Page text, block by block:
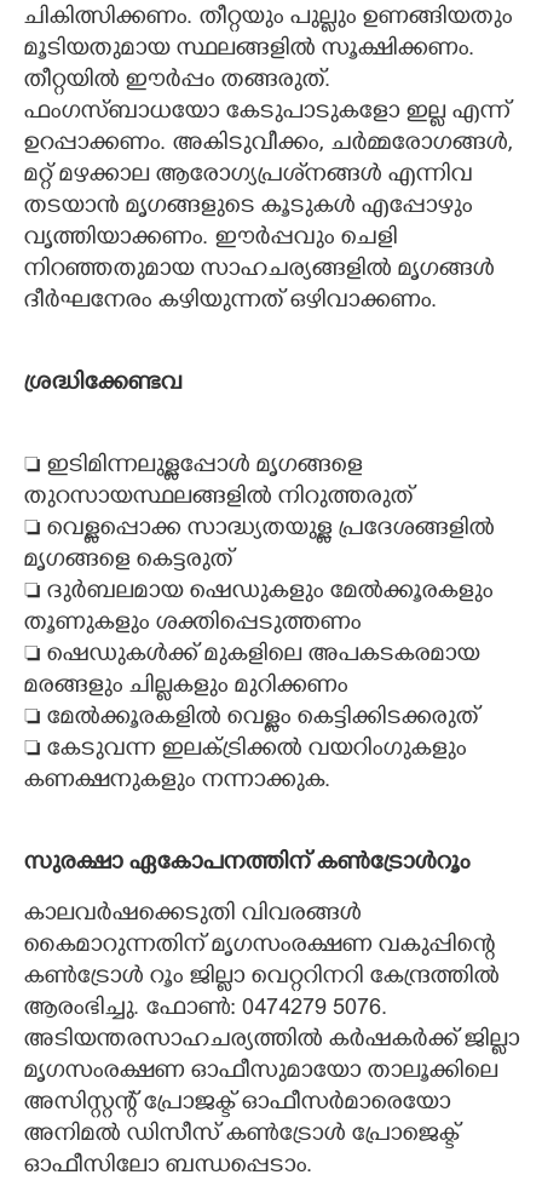
ചികിത്സിക്കണം. തീറ്റയും പുല്ലും ഉണങ്ങിയതും
മൂടിയതുമായ സ്ഥലങ്ങളിൽ സൂക്ഷിക്കണം.
തീറ്റയിൽ ഈർപ്പം തങ്ങരുത്.
ഫംഗസ്ബാധയോ കേടുപാടുകളോ ഇല്ല എന്ന്
ഉറപ്പാക്കണം. അകിടുവീക്കം, ചർമ്മരോഗങ്ങൾ,
മറ്റ് മഴക്കാല ആരോഗ്യപ്രശ്‌നങ്ങൾ എന്നിവ
തടയാൻ മൃഗങ്ങളുടെ കൂടുകൾ എപ്പോഴും
വൃത്തിയാക്കണം. ഈർപ്പവും ചെളി
നിറഞ്ഞതുമായ സാഹചര്യങ്ങളിൽ മൃഗങ്ങൾ
ദീർഘനേരം കഴിയുന്നത് ഒഴിവാക്കണം.
ശ്രദ്ധിക്കേണ്ടവ
 ഇടിമിന്നലുള്ളപ്പോൾ മൃഗങ്ങളെ
തുറസായസ്ഥലങ്ങളിൽ നിറുത്തരുത്
 വെള്ളപ്പൊക്ക സാദ്ധ്യതയുള്ള പ്രദേശങ്ങളിൽ
മൃഗങ്ങളെ കെട്ടരുത്
 ദുർബലമായ ഷെഡുകളും മേൽക്കൂരകളും
തൂണുകളും ശക്തിപ്പെടുത്തണം
 ഷെഡുകൾക്ക് മുകളിലെ അപകടകരമായ
മരങ്ങളും ചില്ലകളും മുറിക്കണം
 മേൽക്കൂരകളിൽ വെള്ളം കെട്ടിക്കിടക്കരുത്
 കേടുവന്ന ഇലക്ട്രിക്കൽ വയറിംഗുകളും
കണക്ഷനുകളും നന്നാക്കുക.
സുരക്ഷാ ഏകോപനത്തിന് കൺട്രോൾറൂം
കാലവർഷക്കെടുതി വിവരങ്ങൾ
കൈമാറുന്നതിന് മൃഗസംരക്ഷണ വകുപ്പിന്റെ
കൺട്രോൾ റൂം ജില്ലാ വെറ്ററിനറി കേന്ദ്രത്തിൽ
ആരംഭിച്ചു. ഫോൺ: 0474​279 5076.
അടിയന്തരസാഹചര്യത്തിൽ കർഷകർക്ക് ജില്ലാ
മൃഗസംരക്ഷണ ഓഫീസുമായോ താലൂക്കിലെ
അസിസ്റ്റന്റ് പ്രോജക്ട് ഓഫീസർമാരെയോ
അനിമൽ ഡിസീസ് കൺട്രോൾ പ്രോജെക്ട്
ഓഫീസിലോ ബന്ധപ്പെടാം.